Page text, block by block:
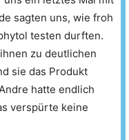
sagten uns, wie froh
testen durften.
zu deutlichen
sie das Produkt
hatte endlich
verspürte keine